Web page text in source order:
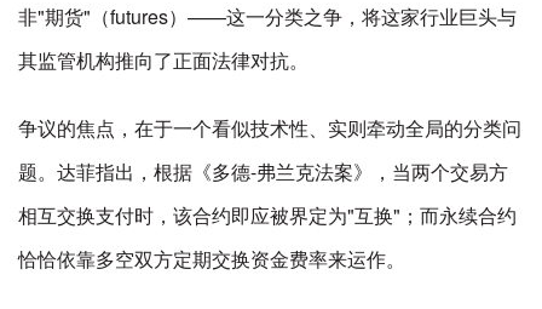
非"期货"（futures）——这一分类之争，将这家行业巨头与
其监管机构推向了正面法律对抗。
争议的焦点，在于一个看似技术性、实则牵动全局的分类问
题。达菲指出，根据《多德-弗兰克法案》，当两个交易方
相互交换支付时，该合约即应被界定为"互换"；而永续合约
恰恰依靠多空双方定期交换资金费率来运作。